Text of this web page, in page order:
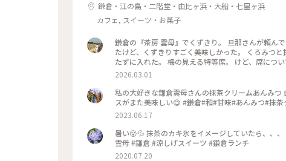
鎌倉・江の島・二階堂・由比ヶ浜・大船・七里ヶ浜
カフェ, スイーツ・お菓子
鎌倉の『茶房 雲母』でくずきり。 旦那さんが頼ん
たけど、くずきりすごく美味しかった。 くろみつ
たずに入れた。 梅の見える特等席。 けど、席につ
間くらいなら、並んでも食べたいクオリティ。 #神奈川#鎌倉#茶房雲母#白玉#おもちずき#Ayuのおやつ#はじめての
鎌倉
2026.03.01
私の大好きな鎌倉雲母さんの抹茶クリームあんみ
スがまた美味しい😋 #鎌倉#和#甘味#あんみつ#抹
2023.06.17
暑い😵💦 抹茶のカキ氷をイメージしていたら、、
雲母 #鎌倉 #涼しげスイーツ #鎌倉ランチ
2020.07.20